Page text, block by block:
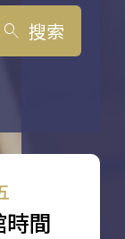
search 搜索
間